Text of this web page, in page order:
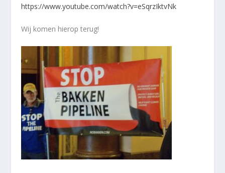
https://www.youtube.com/watch?v=eSqrzIktvNk
Wij komen hierop terug!